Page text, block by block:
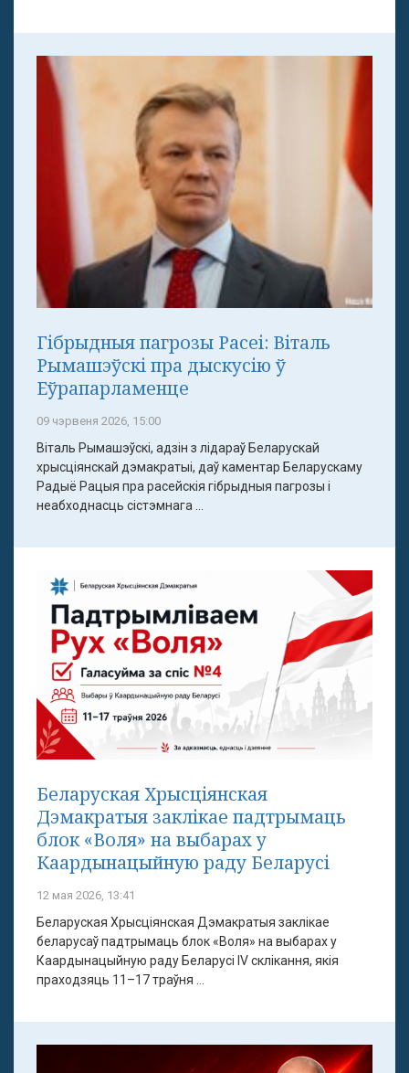
Гібрыдныя пагрозы Расеі: Віталь
Рымашэўскі пра дыскусію ў
Еўрапарламенце
09 чэрвеня 2026, 15:00
Віталь Рымашэўскі, адзін з лідараў Беларускай
хрысціянскай дэмакратыі, даў каментар Беларускаму
Радыё Рацыя пра расейскія гібрыдныя пагрозы і
неабходнасць сістэмнага ...
Беларуская Хрысціянская
Дэмакратыя заклікае падтрымаць
блок «Воля» на выбарах у
Каардынацыйную раду Беларусі
12 мая 2026, 13:41
Беларуская Хрысціянская Дэмакратыя заклікае
беларусаў падтрымаць блок «Воля» на выбарах у
Каардынацыйную раду Беларусі IV склікання, якія
праходзяць 11–17 траўня ...